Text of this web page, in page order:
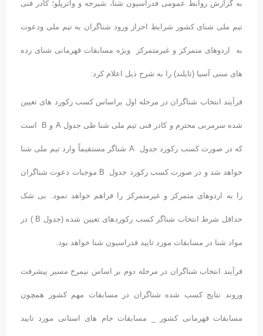
به گزارش روابط عمومی فدراسیون شنا، شیرجه و واترپلو؛ کادر فنی
تیم ملی شنای کشور شرایط احراز ورود شناگران به تیم ملی ودعوت
به اردوهای متمرکز و غیرمتمرکز ویژه مسابقات قهرمانی شنای رده
های سنی آسیا (تایلند) را به شرح ذیل اعلام کرد:
فرآیند انتخاب شناگران در مرحله اول براساس کسب رکورد های تعیین
شده سرمربی محترم و کادر فنی تیم ملی شنا طی جدول A و B است
که در صورت کسب رکورد جدول A شناگر مستقیماً وارد تیم ملی شنا
خواهد شد و در صورت کسب رکورد جدول B موجبات دعوت شناگران
را به اردوهای متمرکز و غیرمتمرکز را فراهم خواهد نمود. بی شک
حداقل شرط انتخاب شناگر کسب رکوردهای تعیین شده (جدول B ) در
مواد شنا در مسابقات مورد تایید فدراسیون شنا خواهد بود.
فرآیند انتخاب شناگران در مرحله دوم بر اساس نیمرخ مسیر پیشرفت
وروند نتایج کسب شده شناگران در مسابقات مهم کشور همچون
مسابقات قهرمانی کشور _ مسابقات جام های استانی مورد تایید